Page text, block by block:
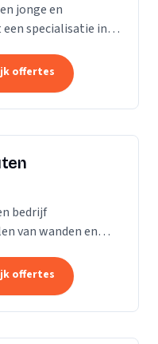
jonge en
specialisatie in
onze expertise...
offertes
bedrijf
van wanden en
of
offertes